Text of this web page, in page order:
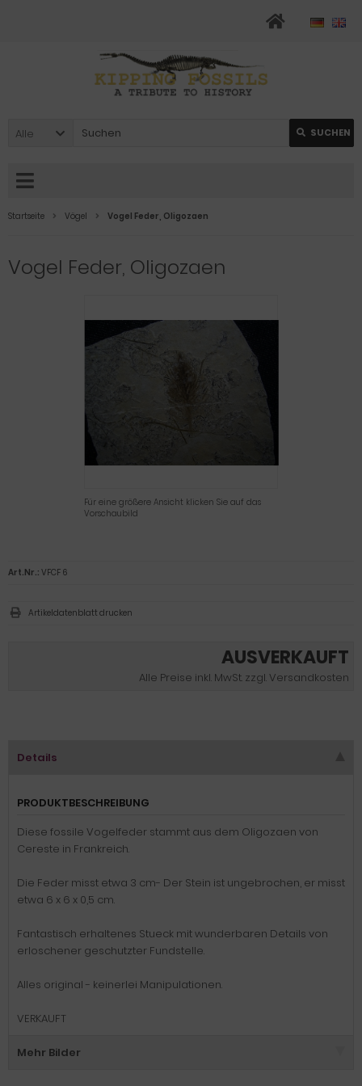
Alle SUCHEN
Startseite Vögel Vogel Feder, Oligozaen
Vogel Feder, Oligozaen
Für eine größere Ansicht klicken Sie auf das
Vorschaubild
AUSVERKAUFT
Alle Preise inkl. MwSt. zzgl. Versandkosten
Art.Nr.: VFCF 6
Artikeldatenblatt drucken
Details
PRODUKTBESCHREIBUNG
Diese fossile Vogelfeder stammt aus dem Oligozaen von
Cereste in Frankreich.
Die Feder misst etwa 3 cm- Der Stein ist ungebrochen, er misst
etwa 6 x 6 x 0,5 cm.
Fantastisch erhaltenes Stueck mit wunderbaren Details von
erloschener geschutzter Fundstelle.
Alles original - keinerlei Manipulationen.
VERKAUFT
Mehr Bilder